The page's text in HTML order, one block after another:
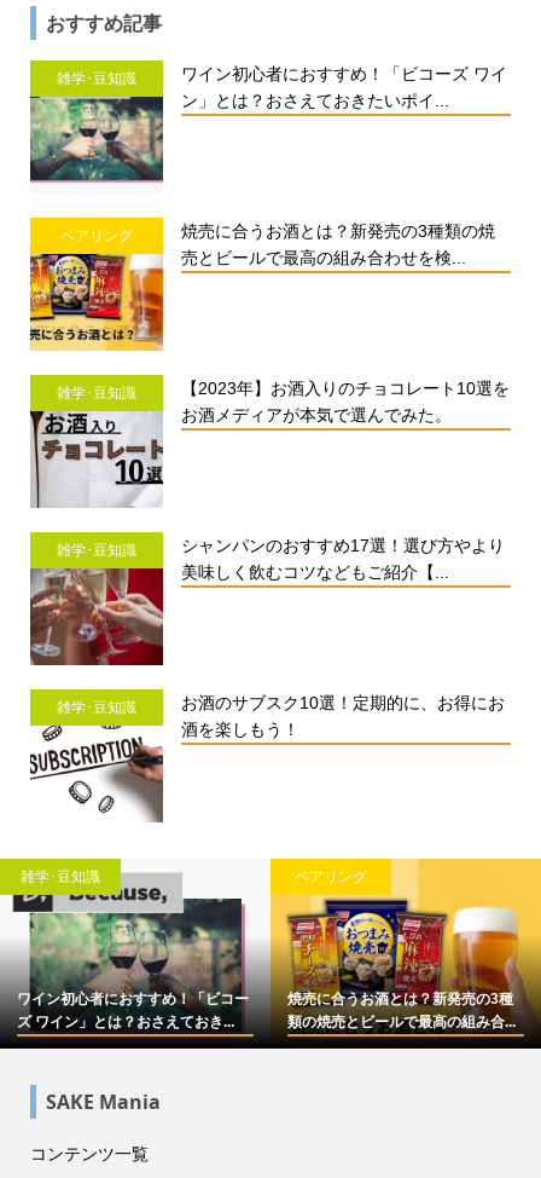
おすすめ記事
雑学･豆知識
ワイン初心者におすすめ！「ビコーズ ワイ
ン」とは？おさえておきたいポイ...
ペアリング
焼売に合うお酒とは？新発売の3種類の焼
売とビールで最高の組み合わせを検...
雑学･豆知識
【2023年】お酒入りのチョコレート10選を
お酒メディアが本気で選んでみた。
雑学･豆知識
シャンパンのおすすめ17選！選び方やより
美味しく飲むコツなどもご紹介【...
雑学･豆知識
お酒のサブスク10選！定期的に、お得にお
酒を楽しもう！
雑学･豆知識
ワイン初心者におすすめ！「ビコー
ズ ワイン」とは？おさえておき...
ペアリング
焼売に合うお酒とは？新発売の3種
類の焼売とビールで最高の組み合...
SAKE Mania
コンテンツ一覧